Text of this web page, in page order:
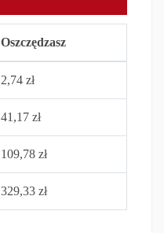
Oszczędzasz
2,74 zł
41,17 zł
109,78 zł
329,33 zł